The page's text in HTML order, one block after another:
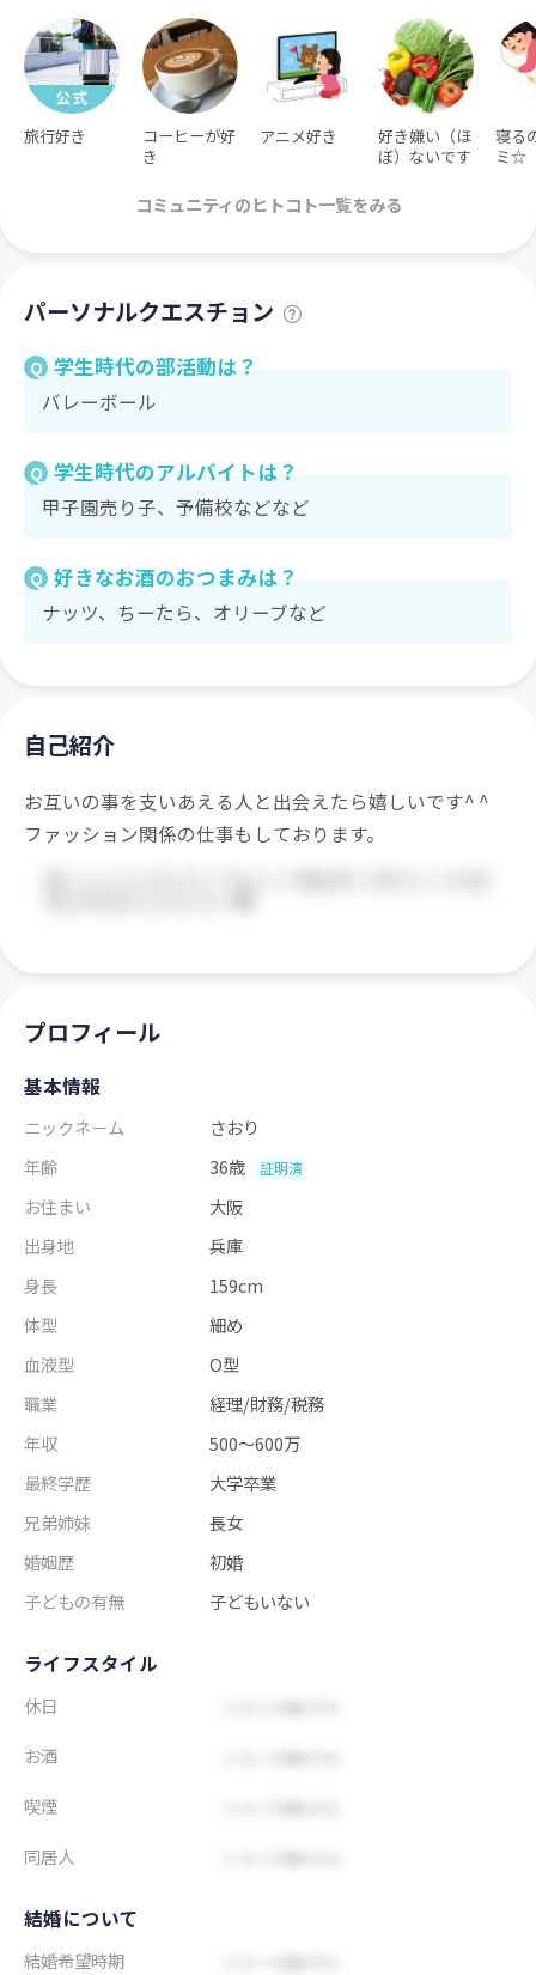
旅行好き
コーヒーが好
き
アニメ好き
好き嫌い（ほ
ぼ）ないです
寝る
ミ☆
コミュニティのヒトコト一覧をみる
パーソナルクエスチョン
Q 学生時代の部活動は？
バレーボール
Q 学生時代のアルバイトは？
甲子園売り子、予備校などなど
Q 好きなお酒のおつまみは？
ナッツ、ちーたら、オリーブなど
自己紹介
お互いの事を支いあえる人と出会えたら嬉しいです^ ^
ファッション関係の仕事もしております。
プロフィール
基本情報
ニックネーム
さおり
年齢
36歳 証明済
お住まい
大阪
出身地
兵庫
身長
159cm
体型
細め
血液型
O型
職業
経理/財務/税務
年収
500～600万
最終学歴
大学卒業
兄弟姉妹
長女
婚姻歴
初婚
子どもの有無
子どもいない
ライフスタイル
休日
お酒
喫煙
同居人
結婚について
結婚希望時期